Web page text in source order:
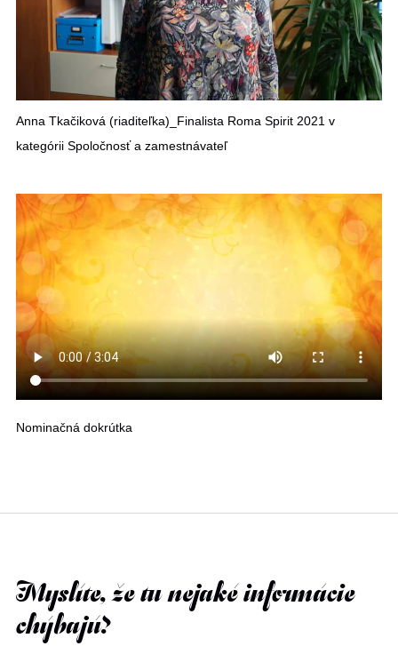
Anna Tkačiková (riaditeľka)_Finalista Roma Spirit 2021 v
kategórii Spoločnosť a zamestnávateľ
Nominačná dokrútka
Myslíte, že tu nejaké informácie
chýbajú?